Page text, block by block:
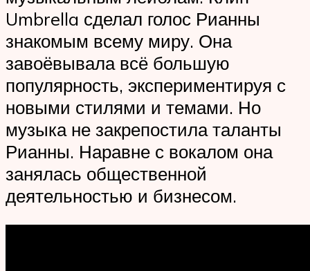
Umbrel­la сделал голос Рианны
знакомым всему миру. Она
завоёвывала всё большую
популярность, экспериментируя с
новыми стилями и темами. Но
музыка не закрепостила таланты
Рианны. Наравне с вокалом она
занялась общественной
деятельностью и бизнесом.